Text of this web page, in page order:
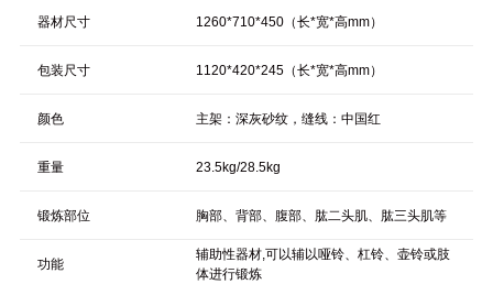
器材尺寸 1260*710*450（长*宽*高mm）
包装尺寸 1120*420*245（长*宽*高mm）
颜色 主架：深灰砂纹，缝线：中国红
重量 23.5kg/28.5kg
锻炼部位 胸部、背部、腹部、肱二头肌、肱三头肌等
功能
辅助性器材,可以辅以哑铃、杠铃、壶铃或肢
体进行锻炼